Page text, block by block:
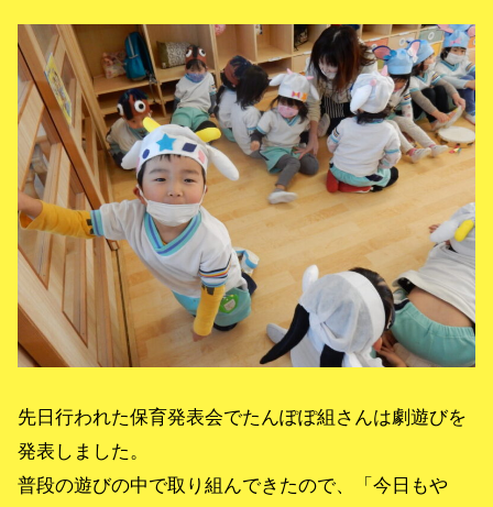
先日行われた保育発表会でたんぽぽ組さんは劇遊びを
発表しました。
普段の遊びの中で取り組んできたので、「今日もや